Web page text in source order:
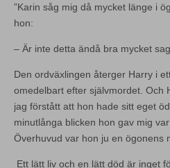
”Karin såg mig då mycket länge i
hon:
– Är inte detta ändå bra mycket
Den ordväxlingen återger Harry i
omedelbart efter självmordet. Och
jag förstått att hon hade sitt eget
minutlånga blicken hon gav mig
Överhuvud var hon ju en ögonens
Ett lätt liv och en lätt död är inget